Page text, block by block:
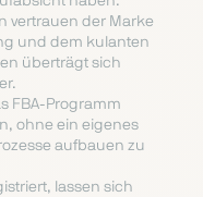
vertrauen der Marke
und dem kulanten
überträgt sich
FBA-Programm
ohne ein eigenes
aufbauen zu
lassen sich